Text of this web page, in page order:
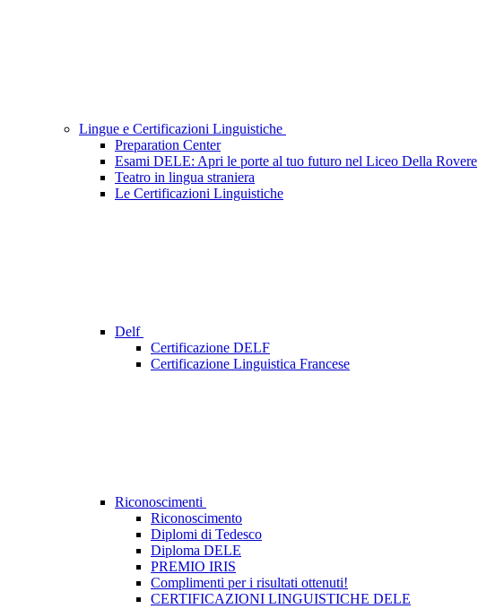
Lingue e Certificazioni Linguistiche
Preparation Center
Esami DELE: Apri le porte al tuo futuro nel Liceo Della Rovere
Teatro in lingua straniera
Le Certificazioni Linguistiche
Delf
Certificazione DELF
Certificazione Linguistica Francese
Riconoscimenti
Riconoscimento
Diplomi di Tedesco
Diploma DELE
PREMIO IRIS
Complimenti per i risultati ottenuti!
CERTIFICAZIONI LINGUISTICHE DELE